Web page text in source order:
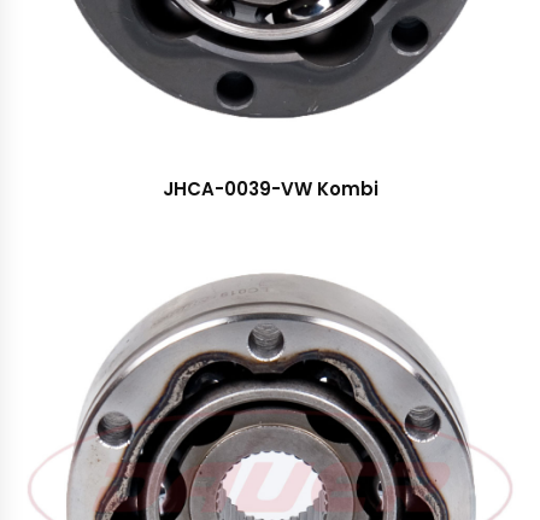
JHCA-0039-VW Kombi